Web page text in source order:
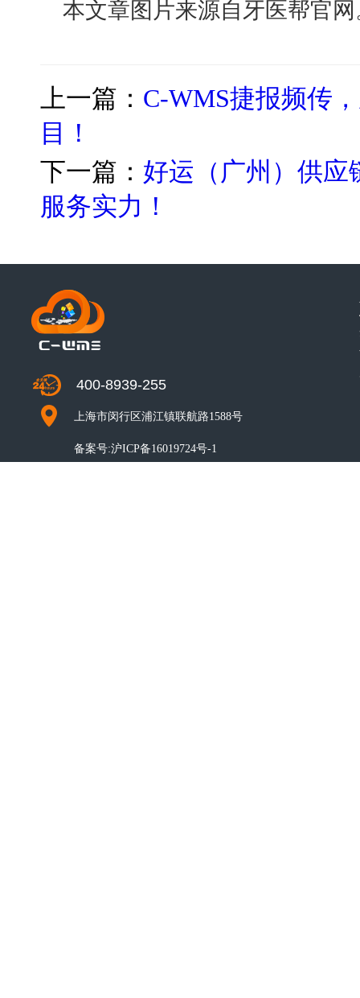
本文章图片来源自牙医帮官网
上一篇： C-WMS捷报频传
目！
下一篇： 好运（广州）供应
服务实力！
400-8939-255
上海市闵行区浦江镇联航路1588号
备案号:沪ICP备16019724号-1